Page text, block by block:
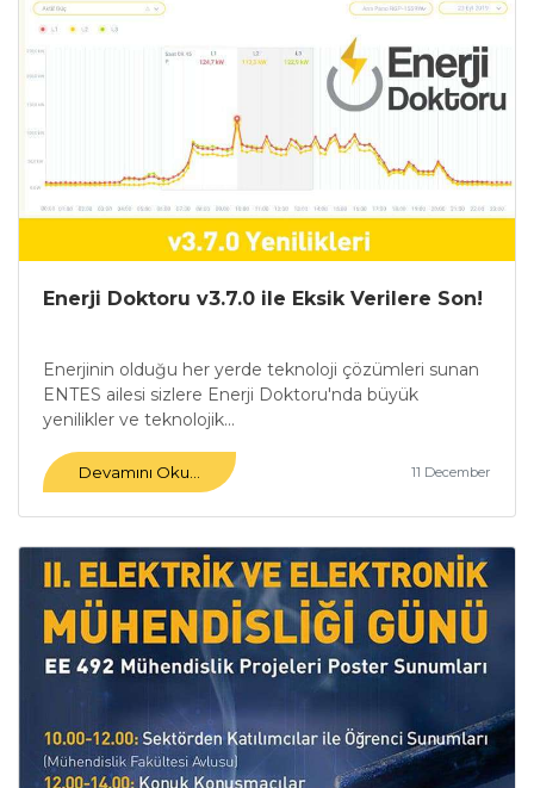
Enerji Doktoru v3.7.0 ile Eksik Verilere Son!
Enerjinin olduğu her yerde teknoloji çözümleri sunan
ENTES ailesi sizlere Enerji Doktoru'nda büyük
yenilikler ve teknolojik...
Devamını Oku... 11 December